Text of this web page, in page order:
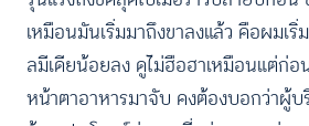
เหมือนมันเริ่มมาถึงขาลงแล้ว คือผมเริ่ม
ลมีเดียน้อยลง ดูไม่ฮือฮาเหมือนแต่ก่อ
หน้าตาอาหารมาจับ คงต้องบอกว่าผู้บ